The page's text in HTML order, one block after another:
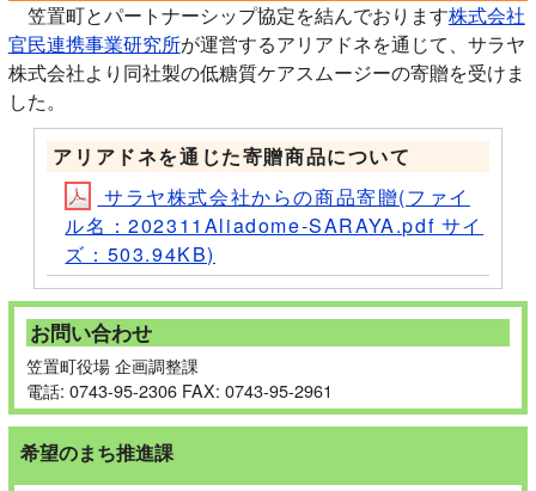
笠置町とパートナーシップ協定を結んでおります株式会社
官民連携事業研究所が運営するアリアドネを通じて、サラヤ
株式会社より同社製の低糖質ケアスムージーの寄贈を受けま
した。
アリアドネを通じた寄贈商品について
サラヤ株式会社からの商品寄贈(ファイ
ル名：202311Aliadome-SARAYA.pdf サイ
ズ：503.94KB)
お問い合わせ
笠置町役場 企画調整課
電話: 0743-95-2306 FAX: 0743-95-2961
希望のまち推進課